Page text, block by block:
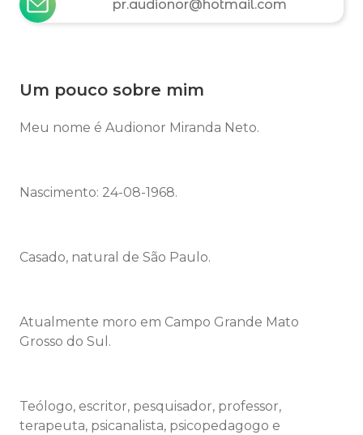
pr.audionor@hotmail.com
Um pouco sobre mim
Meu nome é Audionor Miranda Neto.
Nascimento: 24-08-1968.
Casado, natural de São Paulo.
Atualmente moro em Campo Grande Mato
Grosso do Sul.
Teólogo, escritor, pesquisador, professor,
terapeuta, psicanalista, psicopedagogo e